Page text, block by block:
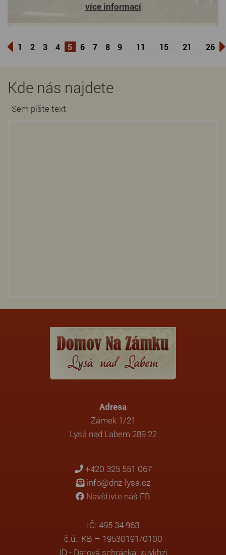
více informací
1 2 3 4 5 6 7 8 9 11 15 21 26
Kde nás najdete
Sem pište text
Adresa
Zámek 1/21
Lysá nad Labem 289 22
+420 325 551 067
info@dnz-lysa.cz
Navštivte náš FB
IČ: 495 34 963
č.ú.: KB – 19530191/0100
ID - Datová schránka: xuvkhzj